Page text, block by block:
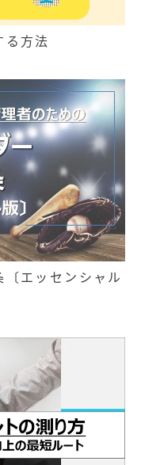
る方法
〔エッセンシャル